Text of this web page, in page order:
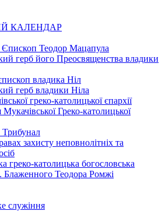
КАЛЕНДАР
Теодор Мацапула
герб його Преосвященства владики
владика Ніл
герб владики Ніла
греко-католицької єпархії
Греко-католицької
захисту неповнолітніх та
греко-католицька богословська
Блаженного Теодора Ромжі
служіння